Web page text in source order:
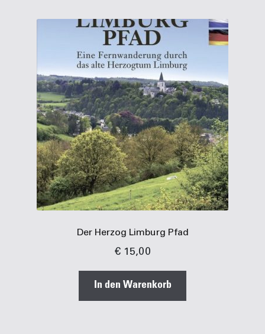
Der Herzog Limburg Pfad
€15,00
In den Warenkorb